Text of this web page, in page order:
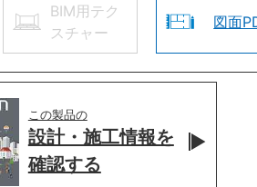
BIM用テク
スチャー
図面
この製品の
設計・施工情報を
確認する